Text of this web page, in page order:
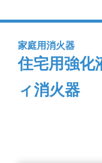
家庭用消火器
住宅用強化
ィ消火器